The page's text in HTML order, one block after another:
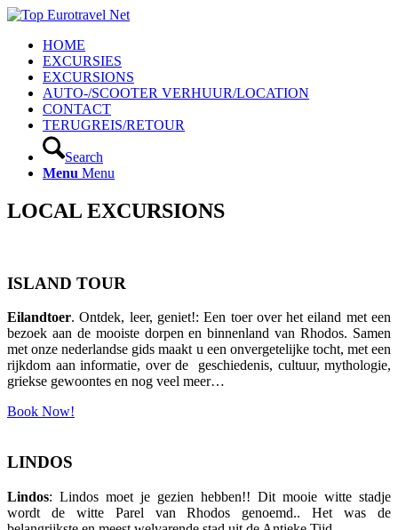
HOME
EXCURSIES
EXCURSIONS
AUTO-/SCOOTER VERHUUR/LOCATION
CONTACT
TERUGREIS/RETOUR
Search
Menu Menu
LOCAL EXCURSIONS
ISLAND TOUR
Eilandtoer. Ontdek, leer, geniet!: Een toer over het eiland met een
bezoek aan de mooiste dorpen en binnenland van Rhodos. Samen
met onze nederlandse gids maakt u een onvergetelijke tocht, met een
rijkdom aan informatie, over de geschiedenis, cultuur, mythologie,
griekse gewoontes en nog veel meer…
Book Now!
LINDOS
Lindos: Lindos moet je gezien hebben!! Dit mooie witte stadje
wordt de witte Parel van Rhodos genoemd.. Het was de